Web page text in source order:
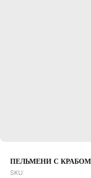
ПЕЛЬМЕНИ С
SKU: